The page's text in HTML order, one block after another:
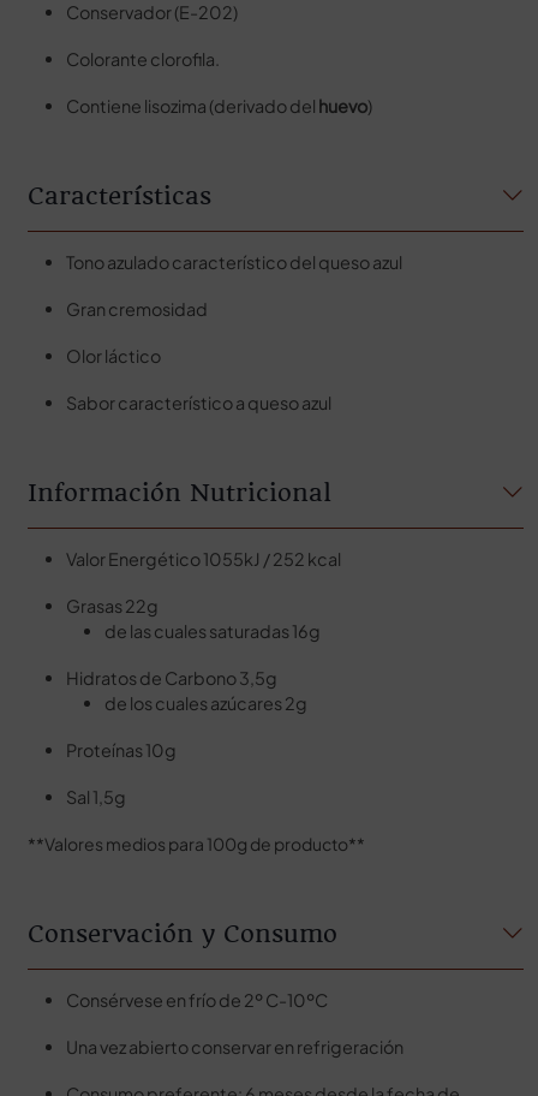
Conservador (E-202)
Colorante clorofila.
Contiene lisozima (derivado del huevo)
Características
Tono azulado característico del queso azul
Gran cremosidad
Olor láctico
Sabor característico a queso azul
Información Nutricional
Valor Energético 1055kJ / 252 kcal
Grasas 22g
de las cuales saturadas 16g
Hidratos de Carbono 3,5g
de los cuales azúcares 2g
Proteínas 10g
Sal 1,5g
**Valores medios para 100g de producto**
Conservación y Consumo
Consérvese en frío de 2º C-10ºC
Una vez abierto conservar en refrigeración